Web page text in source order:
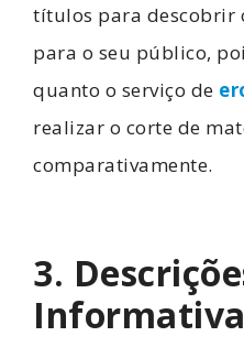
títulos para descobrir
para o seu público,
quanto o serviço de
realizar o corte de
comparativamente.
3.